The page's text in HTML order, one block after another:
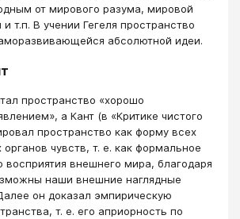
от мирового разума, мировой
т.п. В учении Гегеля пространство
абсолютной идеи.
пространство «хорошо
а Кант (в «Критике чистого
пространство как форму всех
чувств, т. е. как формальное
восприятия внешнего мира, благодаря
наши внешние наглядные
он доказал эмпирическую
т. е. его априорность по